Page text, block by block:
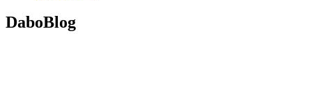
DaboBlog